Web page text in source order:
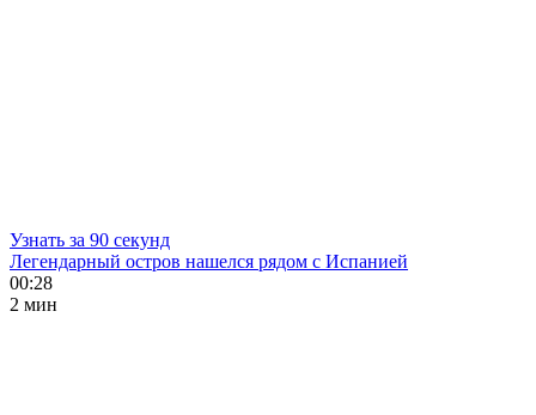
Узнать за 90 секунд
Легендарный остров нашелся рядом с Испанией
00:28
2 мин